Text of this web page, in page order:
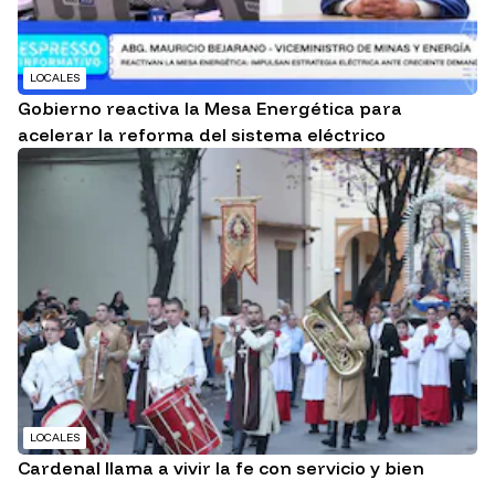
LOCALES
Gobierno reactiva la Mesa Energética para
acelerar la reforma del sistema eléctrico
LOCALES
Cardenal llama a vivir la fe con servicio y bien